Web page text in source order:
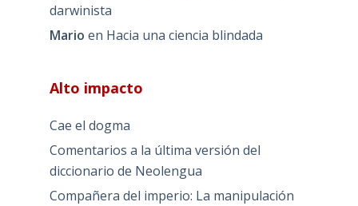
darwinista
Mario en Hacia una ciencia blindada
Alto impacto
Cae el dogma
Comentarios a la última versión del
diccionario de Neolengua
Compañera del imperio: La manipulación